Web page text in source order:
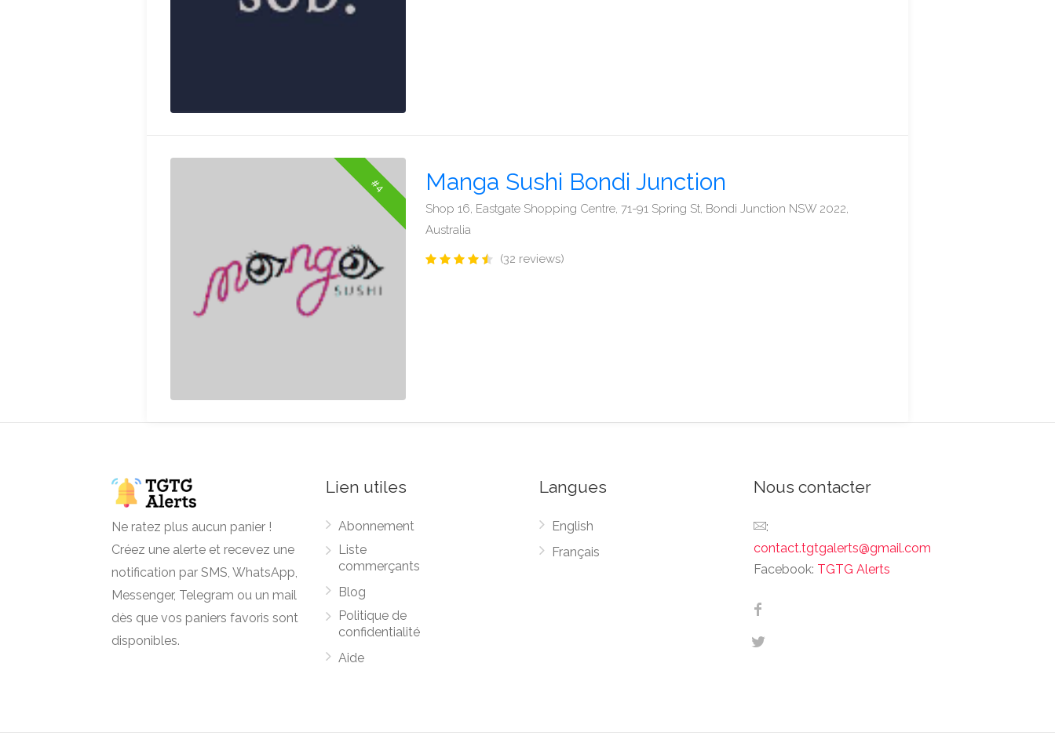
#4 Manga Sushi Bondi Junction
Shop 16, Eastgate Shopping Centre, 71-91 Spring St, Bondi Junction NSW 2022,
Australia
(32 reviews)
Ne ratez plus aucun panier !
Créez une alerte et recevez une
notification par SMS, WhatsApp,
Messenger, Telegram ou un mail
dès que vos paniers favoris sont
disponibles.
Lien utiles
Abonnement
Liste
commerçants
Blog
Politique de
confidentialité
Aide
Langues
English
Français
Nous contacter
:
contact.tgtgalerts@gmail.com
Facebook: TGTG Alerts